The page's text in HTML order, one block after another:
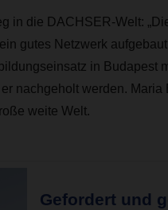
in die DACHSER-Welt:
gutes Netzwerk
in Budapest
nachgeholt werden. Maria
weite Welt.
Gefordert und